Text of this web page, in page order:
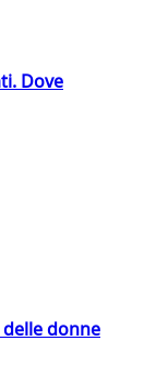
Dove
delle donne